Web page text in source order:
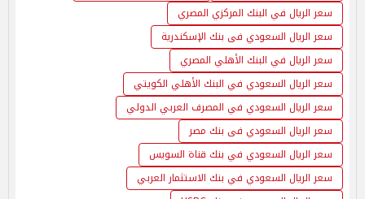
سعر الريال في البنك المركزي المصري
سعر الريال السعودي فى بنك الإسكندرية
سعر الريال في البنك الأهلي المصري
سعر الريال السعودي في البنك الأهلي الكويتي
سعر الريال السعودي في المصرف العربي الدولي
سعر الريال السعودي فى بنك مصر
سعر الريال السعودي في بنك قناة السويس
سعر الريال السعودي في بنك الاستثمار العربي